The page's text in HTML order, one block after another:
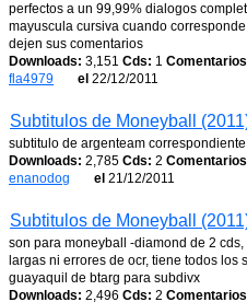
perfectos a un 99,99% dialogos
mayuscula cursiva cuando
dejen sus comentarios
Downloads: 3,151 Cds: 1
fla4979
el 22/12/2011
Subtitulos de Moneyball
subtitulo de argenteam
Downloads: 2,785 Cds: 2
enanodog
el 21/12/2011
Subtitulos de Moneyball
son para moneyball -diamond de 2
largas ni errores de ocr, tiene todos los
guayaquil de btarg para subdivx
Downloads: 2,496 Cds: 2